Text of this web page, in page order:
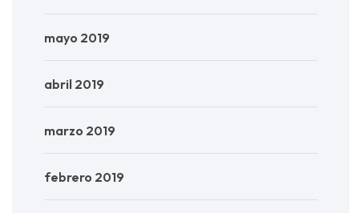
mayo 2019
abril 2019
marzo 2019
febrero 2019